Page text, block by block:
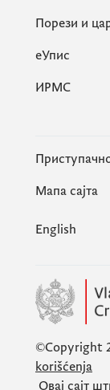
Порези и
eУпис
ИРМС
Мапа сајта
English
©Copyright
korišćenja
Овај сајт